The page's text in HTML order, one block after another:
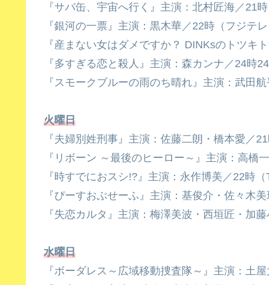
『サバ缶、宇宙へ行く』主演：北村匠海／21時
『銀河の一票』主演：黒木華／22時（フジテレ
『産まない女はダメですか？ DINKsのトツキ
『多すぎる恋と殺人』主演：森カンナ／24時
『スモークブルーの雨のち晴れ』主演：武田
火曜日
『夫婦別姓刑事』主演：佐藤二朗・橋本愛／21
『リボーン ～最後のヒーロー～』主演：高橋
『時すでにおスシ!?』主演：永作博美／22時（
『ぴーすおぶせーふ』主演：基俊介・佐々木
『失恋カルタ』主演：梅澤美波・西垣匠・加
水曜日
『ボーダレス～広域移動捜査隊～』主演：土